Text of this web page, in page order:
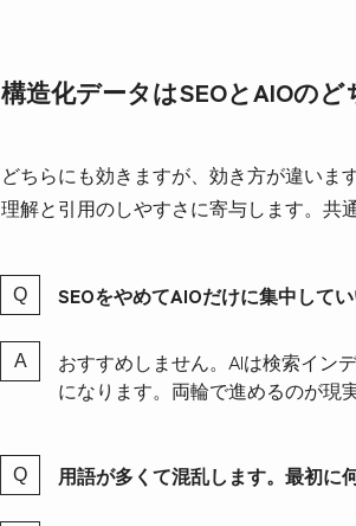
構造化データはSEOとAIOのど
どちらにも効きますが、効き方が違いま
理解と引用のしやすさに寄与します。共
SEOをやめてAIOだけに集中して
おすすめしません。AIは検索イン
になります。両輪で進めるのが現
用語が多くて混乱します。最初に